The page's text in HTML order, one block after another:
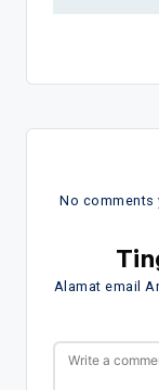
No comments
Alamat email